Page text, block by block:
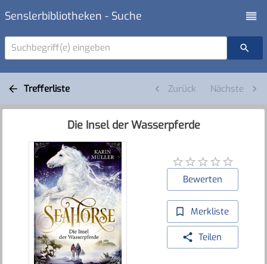
Senslerbibliotheken - Suche
Suchbegriff(e) eingeben
Trefferliste Zurück Nächste
Die Insel der Wasserpferde
Bewerten
Merkliste
Teilen